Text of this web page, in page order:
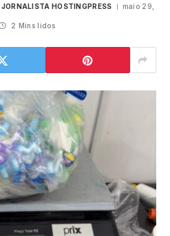
HOSTINGPRESS maio 29,
2 Mins lidos